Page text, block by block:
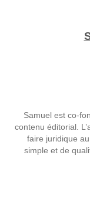
Samuel est co-
contenu éditorial.
faire juridique
simple et de